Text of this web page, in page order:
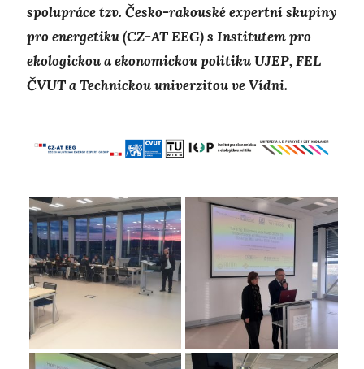
spolupráce tzv. Česko-rakouské expertní skupiny
pro energetiku (CZ-AT EEG) s Institutem pro
ekologickou a ekonomickou politiku UJEP, FEL
ČVUT a Technickou univerzitou ve Vídni.